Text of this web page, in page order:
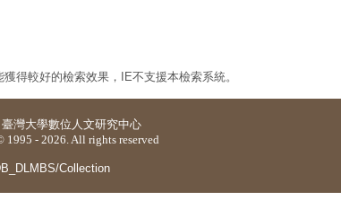
得較好的檢索效果，IE不支援本檢索系統。
臺灣大學數位人文研究中心
- 2026. All rights reserved
Collection